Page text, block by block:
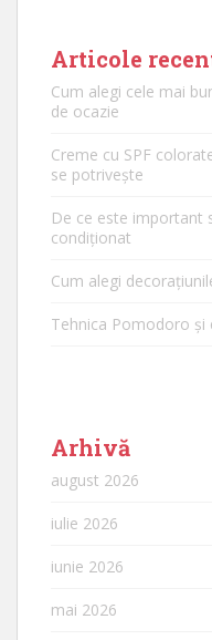
Articole
Cum alegi cele mai
de ocazie
Creme cu SPF
se potrivește
De ce este important
condiționat
Cum alegi
Tehnica Pomodoro și
Arhivă
august 2026
iulie 2026
iunie 2026
mai 2026